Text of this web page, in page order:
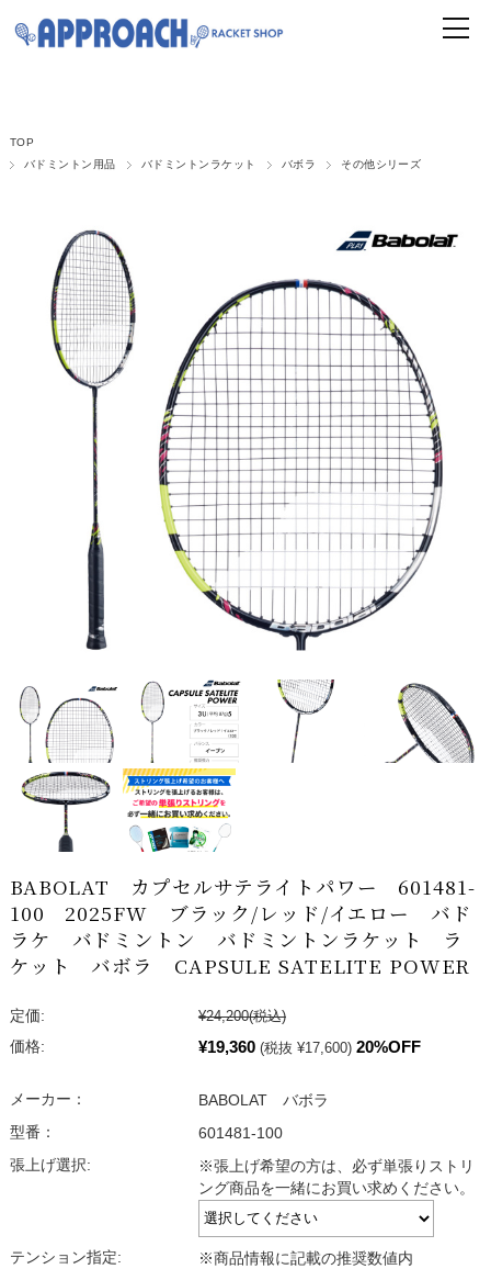
TOP
バドミントン用品
バドミントンラケット バボラ その他シリーズ
BABOLAT カプセルサテライトパワー 601481-
100 2025FW ブラック/レッド/イエロー バド
ラケ バドミントン バドミントンラケット ラ
ケット バボラ CAPSULE SATELITE POWER
定価: ¥24,200(税込)
価格:
¥19,360 (税抜 ¥17,600) 20%OFF
メーカー：
BABOLAT バボラ
型番：
601481-100
張上げ選択:
※張上げ希望の方は、必ず単張りストリ
ング商品を一緒にお買い求めください。
テンション指定: ※商品情報に記載の推奨数値内